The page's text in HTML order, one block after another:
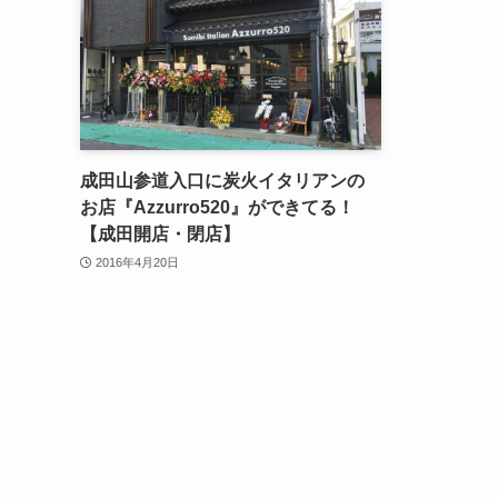
成田山参道入口に炭火イタリアンの
お店『Azzurro520』ができてる！
【成田開店・閉店】
2016年4月20日